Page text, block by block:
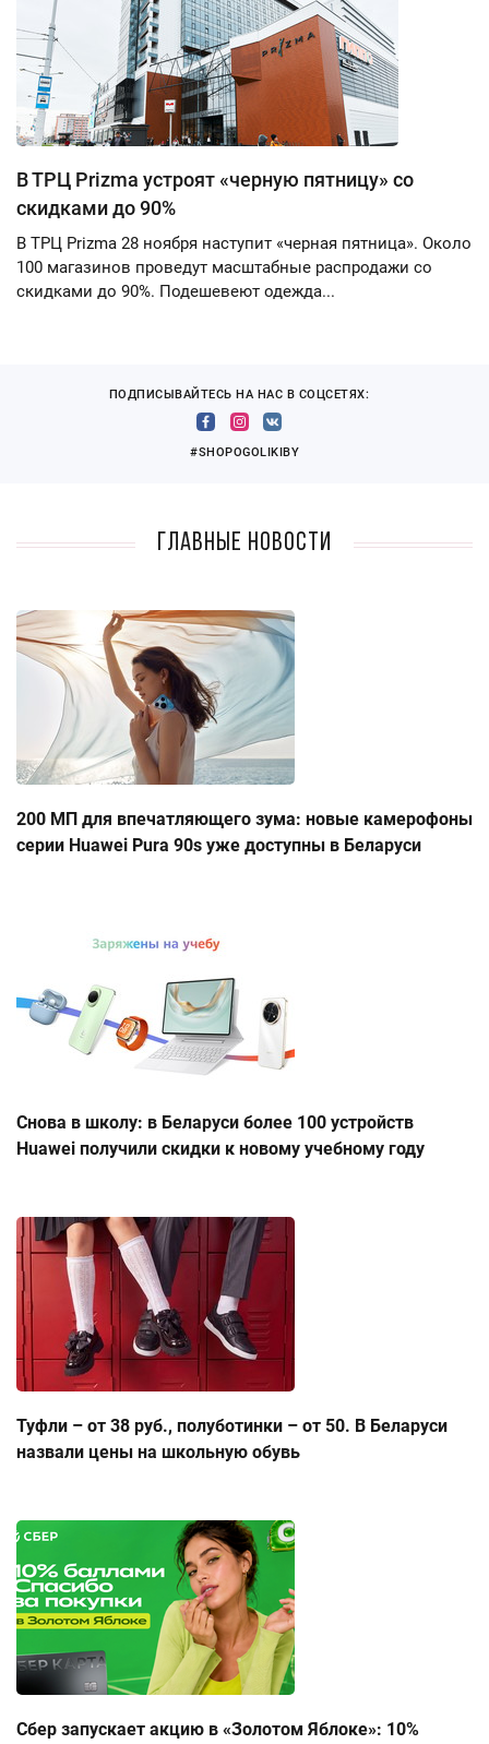
В ТРЦ Prizma устроят «черную пятницу» со
скидками до 90%
В ТРЦ Prizma 28 ноября наступит «черная пятница». Около
100 магазинов проведут масштабные распродажи со
скидками до 90%. Подешевеют одежда...
ПОДПИСЫВАЙТЕСЬ НА НАС В СОЦСЕТЯХ:
#SHOPOGOLIKIBY
Главные новости
200 МП для впечатляющего зума: новые камерофоны
серии Huawei Pura 90s уже доступны в Беларуси
Снова в школу: в Беларуси более 100 устройств
Huawei получили скидки к новому учебному году
Туфли – от 38 руб., полуботинки – от 50. В Беларуси
назвали цены на школьную обувь
Сбер запускает акцию в «Золотом Яблоке»: 10%